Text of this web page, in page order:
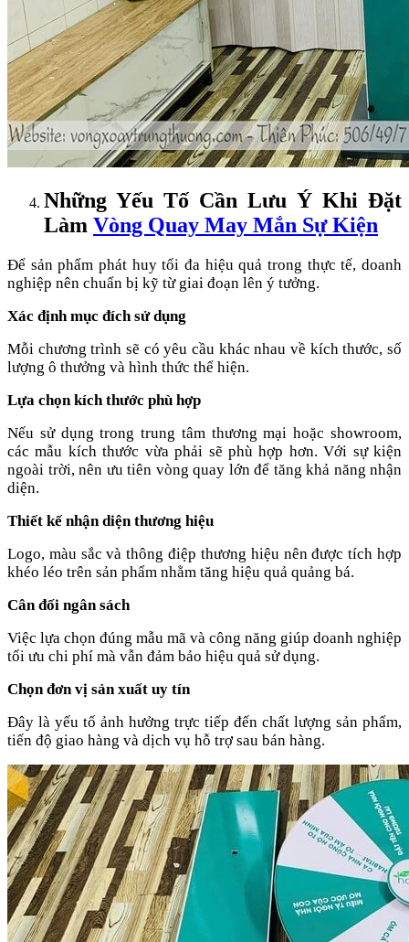
Những Yếu Tố Cần Lưu Ý Khi Đặt
Làm Vòng Quay May Mắn Sự Kiện
Để sản phẩm phát huy tối đa hiệu quả trong thực tế, doanh
nghiệp nên chuẩn bị kỹ từ giai đoạn lên ý tưởng.
Xác định mục đích sử dụng
Mỗi chương trình sẽ có yêu cầu khác nhau về kích thước, số
lượng ô thưởng và hình thức thể hiện.
Lựa chọn kích thước phù hợp
Nếu sử dụng trong trung tâm thương mại hoặc showroom,
các mẫu kích thước vừa phải sẽ phù hợp hơn. Với sự kiện
ngoài trời, nên ưu tiên vòng quay lớn để tăng khả năng nhận
diện.
Thiết kế nhận diện thương hiệu
Logo, màu sắc và thông điệp thương hiệu nên được tích hợp
khéo léo trên sản phẩm nhằm tăng hiệu quả quảng bá.
Cân đối ngân sách
Việc lựa chọn đúng mẫu mã và công năng giúp doanh nghiệp
tối ưu chi phí mà vẫn đảm bảo hiệu quả sử dụng.
Chọn đơn vị sản xuất uy tín
Đây là yếu tố ảnh hưởng trực tiếp đến chất lượng sản phẩm,
tiến độ giao hàng và dịch vụ hỗ trợ sau bán hàng.